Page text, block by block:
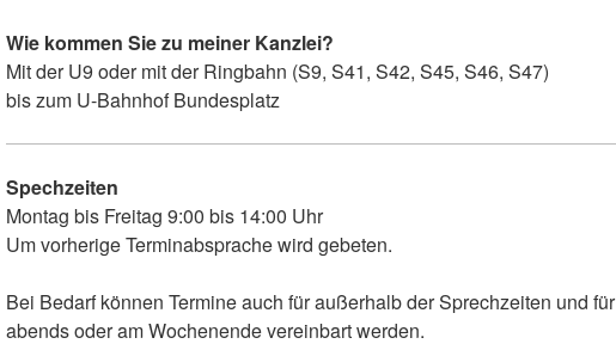
Wie kommen Sie zu meiner Kanzlei?
Mit der U9 oder mit der Ringbahn (S9, S41, S42, S45, S46, S47)
bis zum U-Bahnhof Bundesplatz
Spechzeiten
Montag bis Freitag 9:00 bis 14:00 Uhr
Um vorherige Terminabsprache wird gebeten.
Bei Bedarf können Termine auch für außerhalb der Sprechzeiten und für
abends oder am Wochenende vereinbart werden.